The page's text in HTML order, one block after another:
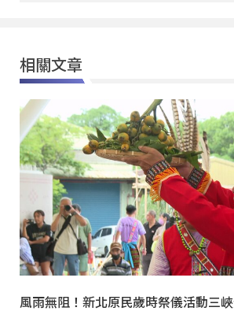
相關文章
風雨無阻！新北原民歲時祭儀活動三